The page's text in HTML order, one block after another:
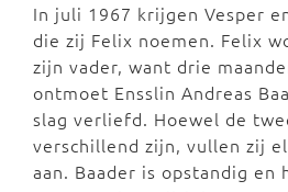
In juli 1967 krijgen Vesper
die zij Felix noemen. Felix
zijn vader, want drie
ontmoet Ensslin Andreas
slag verliefd. Hoewel de
verschillend zijn, vullen zij
aan. Baader is opstandig en